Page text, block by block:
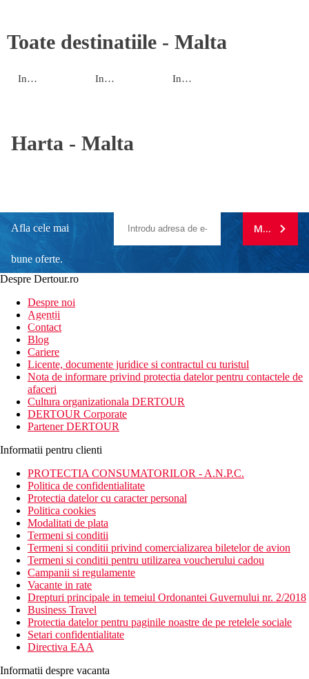
Toate destinatiile - Malta
Insula Comino Insula Gozo Insula Malta
Harta - Malta
Afla cele mai
bune oferte.
newsletter!
MA
Despre Dertour.ro
Despre noi
Agentii
Contact
Blog
Cariere
Licente, documente juridice si contractul cu turistul
Nota de informare privind protectia datelor pentru contactele de
afaceri
Cultura organizationala DERTOUR
DERTOUR Corporate
Partener DERTOUR
Informatii pentru clienti
PROTECTIA CONSUMATORILOR - A.N.P.C.
Politica de confidentialitate
Protectia datelor cu caracter personal
Politica cookies
Modalitati de plata
Termeni si conditii
Termeni si conditii privind comercializarea biletelor de avion
Termeni si conditii pentru utilizarea voucherului cadou
Campanii si regulamente
Vacante in rate
Drepturi principale in temeiul Ordonantei Guvernului nr. 2/2018
Business Travel
Protectia datelor pentru paginile noastre de pe retelele sociale
Setari confidentialitate
Directiva EAA
Informatii despre vacanta